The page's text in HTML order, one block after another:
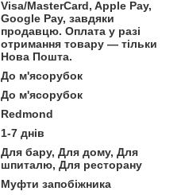
Visa/MasterCard, Apple Pay,
Google Pay, завдяки
продавцю. Оплата у разі
отримання товару — тільки
Нова Пошта.
До м'ясорубок
До м'ясорубок
Redmond
1-7 днів
Для бару, Для дому, Для
шпиталю, Для ресторану
Муфти запобіжника